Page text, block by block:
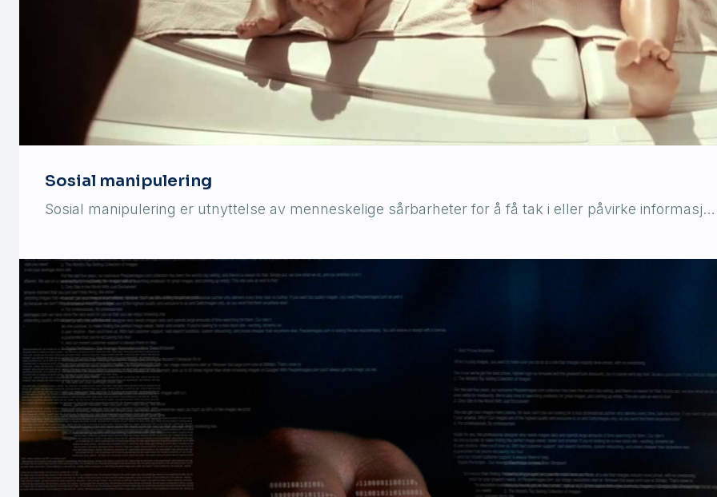
Sosial manipulering
Sosial manipulering er utnyttelse av menneskelige sårbarheter for å få tak i eller påvirke informasj…